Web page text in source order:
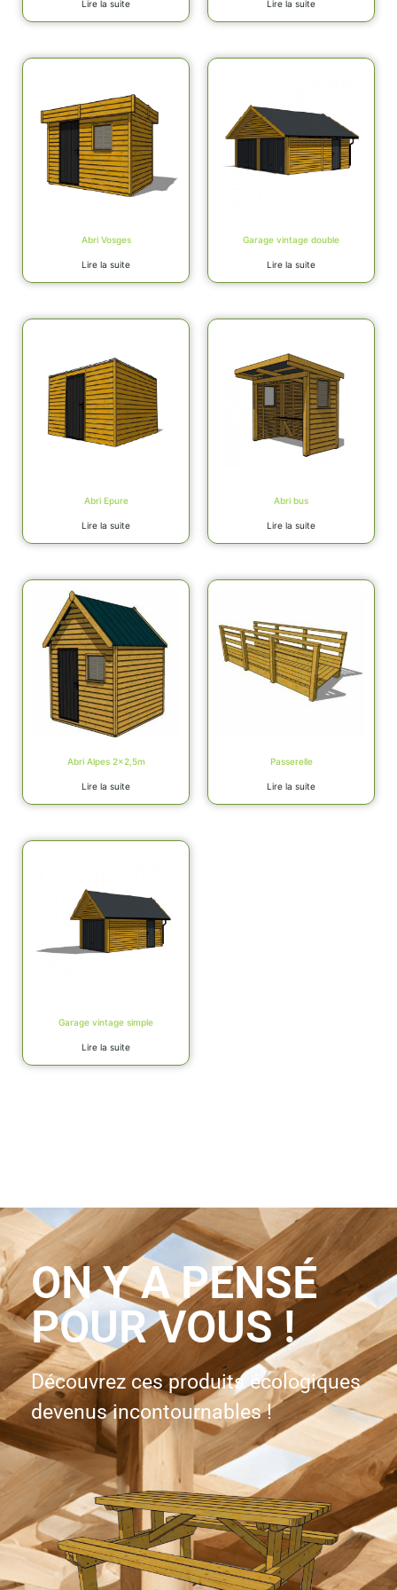
Lire la suite Lire la suite
Abri Vosges
Lire la suite
Garage vintage double
Lire la suite
Abri Epure
Lire la suite
Abri bus
Lire la suite
Abri Alpes 2×2,5m
Lire la suite
Passerelle
Lire la suite
Garage vintage simple
Lire la suite
ON Y A PENSÉ
POUR VOUS !
Découvrez ces produits écologiques
devenus incontournables !